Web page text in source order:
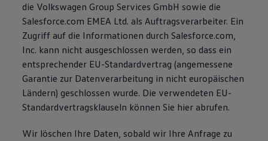
die Volkswagen Group Services GmbH sowie die
Salesforce.com EMEA Ltd. als Auftragsverarbeiter. Ein
Zugriff auf die Informationen durch Salesforce.com,
Inc. kann nicht ausgeschlossen werden, so dass ein
entsprechender EU-Standardvertrag (angemessene
Garantie zur Datenverarbeitung in nicht europäischen
Ländern) geschlossen wurde. Die verwendeten EU-
Standardvertragsklauseln können Sie hier abrufen.
Wir löschen Ihre Daten, sobald wir Ihre Anfrage zu